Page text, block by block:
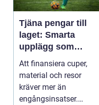
Tjäna pengar till
laget: Smarta
upplägg som
håller i längden
Att finansiera cuper,
material och resor
kräver mer än
engångsinsatser.